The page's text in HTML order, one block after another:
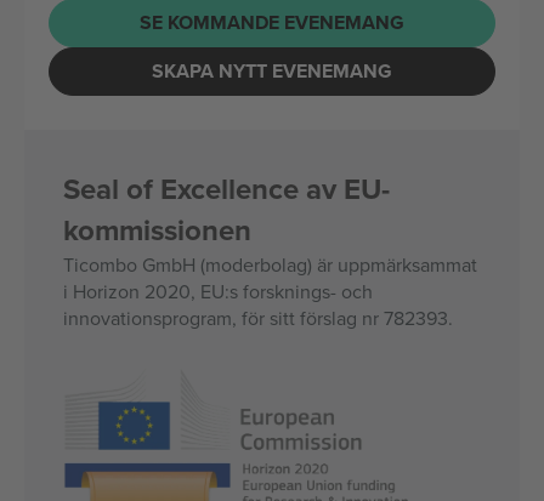
SE KOMMANDE EVENEMANG
SKAPA NYTT EVENEMANG
Seal of Excellence av EU-
kommissionen
Ticombo GmbH (moderbolag) är uppmärksammat
i Horizon 2020, EU:s forsknings- och
innovationsprogram, för sitt förslag nr 782393.